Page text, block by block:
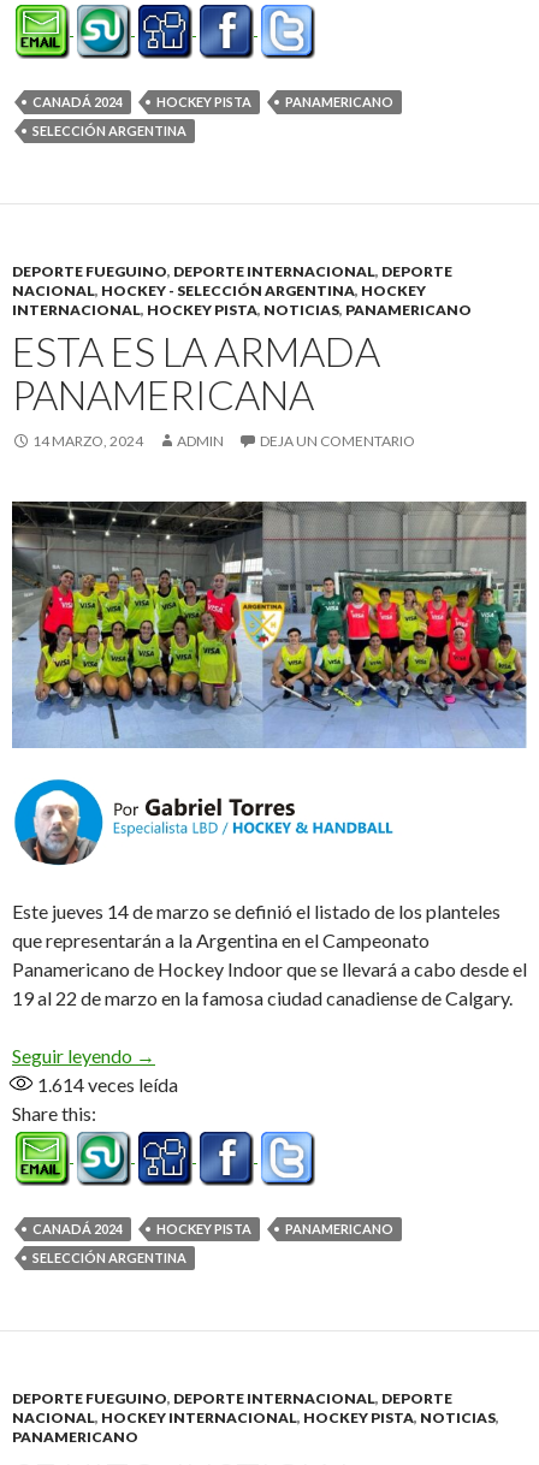
CANADÁ 2024 HOCKEY PISTA
PANAMERICANO
SELECCIÓN ARGENTINA
DEPORTE FUEGUINO, DEPORTE INTERNACIONAL, DEPORTE
NACIONAL, HOCKEY - SELECCIÓN ARGENTINA, HOCKEY
INTERNACIONAL, HOCKEY PISTA, NOTICIAS, PANAMERICANO
ESTA ES LA ARMADA
PANAMERICANA
14 MARZO, 2024 ADMIN DEJA UN COMENTARIO
Este jueves 14 de marzo se definió el listado de los planteles
que representarán a la Argentina en el Campeonato
Panamericano de Hockey Indoor que se llevará a cabo desde el
19 al 22 de marzo en la famosa ciudad canadiense de Calgary.
Seguir leyendo Esta es la Armada Panamericana
→
1.614veces leída
Share this:
CANADÁ 2024 HOCKEY PISTA
PANAMERICANO
SELECCIÓN ARGENTINA
DEPORTE FUEGUINO, DEPORTE INTERNACIONAL, DEPORTE
NACIONAL, HOCKEY INTERNACIONAL, HOCKEY PISTA, NOTICIAS,
PANAMERICANO